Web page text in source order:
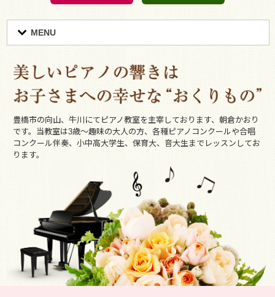
MENU
豊橋市の向山、牛川にてピアノ教室を主宰しております、朝倉かおり
です。当教室は3歳～趣味の大人の方、各種ピアノコンクールや合唱
コンクール伴奏、小中高大学生、保育大、音大生までレッスンしてお
ります。